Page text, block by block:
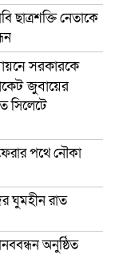
ছাত্রশক্তি নেতাকে
সরকারকে
জুবায়ের
সিলেটে
পথে নৌকা
ঘুমহীন রাত
অনুষ্ঠিত